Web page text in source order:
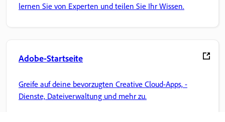
lernen Sie von Experten und teilen Sie Ihr Wissen.
Adobe-Startseite
Greife auf deine bevorzugten Creative Cloud-Apps, -
Dienste, Dateiverwaltung und mehr zu.